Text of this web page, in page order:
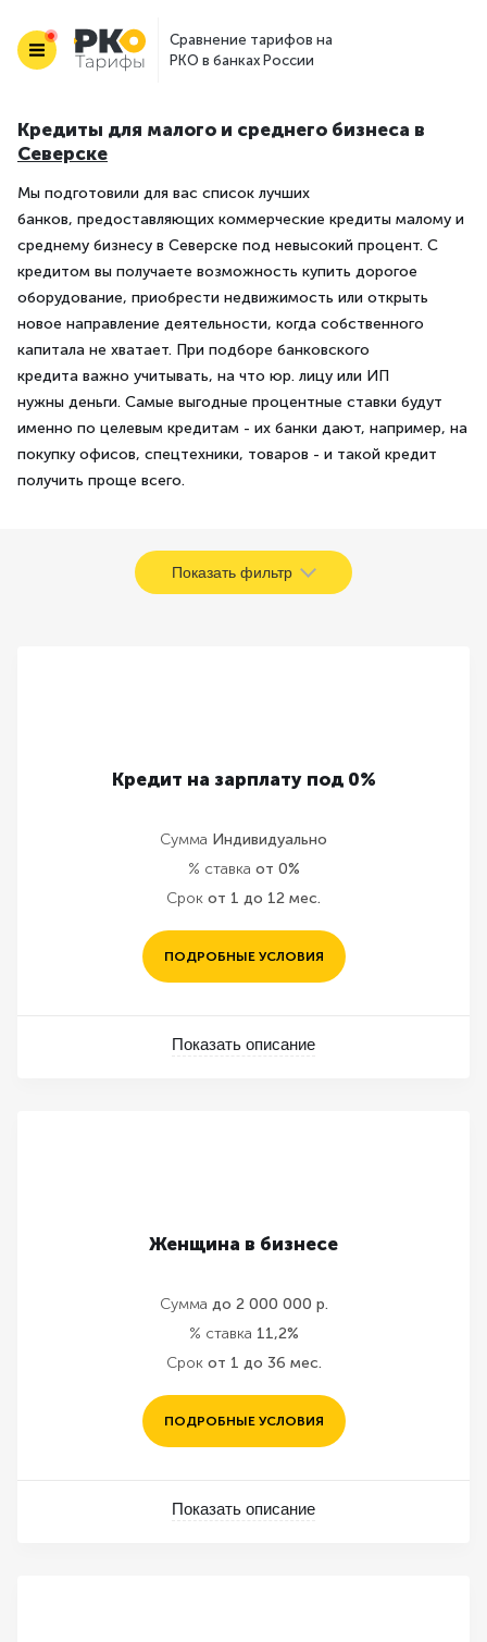
Сравнение тарифов на
РКО в банках России
Кредиты для малого и среднего бизнеса в
Северске
Мы подготовили для вас список лучших
банков, предоставляющих коммерческие кредиты малому и
среднему бизнесу в Северске под невысокий процент. С
кредитом вы получаете возможность купить дорогое
оборудование, приобрести недвижимость или открыть
новое направление деятельности, когда собственного
капитала не хватает. При подборе банковского
кредита важно учитывать, на что юр. лицу или ИП
нужны деньги. Самые выгодные процентные ставки будут
именно по целевым кредитам - их банки дают, например, на
покупку офисов, спецтехники, товаров - и такой кредит
получить проще всего.
Показать фильтр
Кредит на зарплату под 0%
Сумма Индивидуально
% ставка от 0%
Срок от 1 до 12 мес.
ПОДРОБНЫЕ УСЛОВИЯ
Показать описание
Женщина в бизнесе
Сумма до 2 000 000 р.
% ставка 11,2%
Срок от 1 до 36 мес.
ПОДРОБНЫЕ УСЛОВИЯ
Показать описание